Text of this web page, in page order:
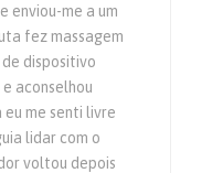
enviou-me a um
fez massagem
dispositivo
aconselhou
me senti livre
lidar com o
voltou depois